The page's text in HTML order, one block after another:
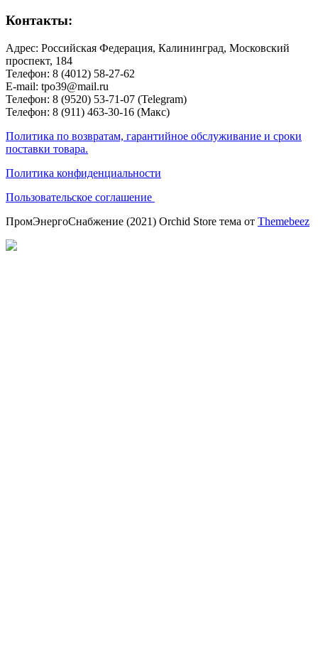
Контакты:
Адрес: Российская Федерация, Калининград, Московский
проспект, 184
Телефон: 8 (4012) 58-27-62
E-mail: tpo39@mail.ru
Телефон: 8 (9520) 53-71-07 (Telegram)
Телефон: 8 (911) 463-30-16 (Макс)
Политика по возвратам, гарантийное обслуживание и сроки
поставки товара.
Политика конфиденциальности
Пользовательское соглашение
ПромЭнергоСнабжение (2021) Orchid Store тема от Themebeez